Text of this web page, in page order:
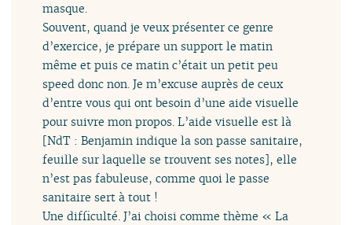
masque.
Souvent, quand je veux présenter ce genre
d’exercice, je prépare un support le matin
même et puis ce matin c’était un petit peu
speed donc non. Je m’excuse auprès de ceux
d’entre vous qui ont besoin d’une aide visuelle
pour suivre mon propos. L’aide visuelle est là
[NdT : Benjamin indique la son passe sanitaire,
feuille sur laquelle se trouvent ses notes], elle
n’est pas fabuleuse, comme quoi le passe
sanitaire sert à tout !
Une difficulté. J’ai choisi comme thème « La